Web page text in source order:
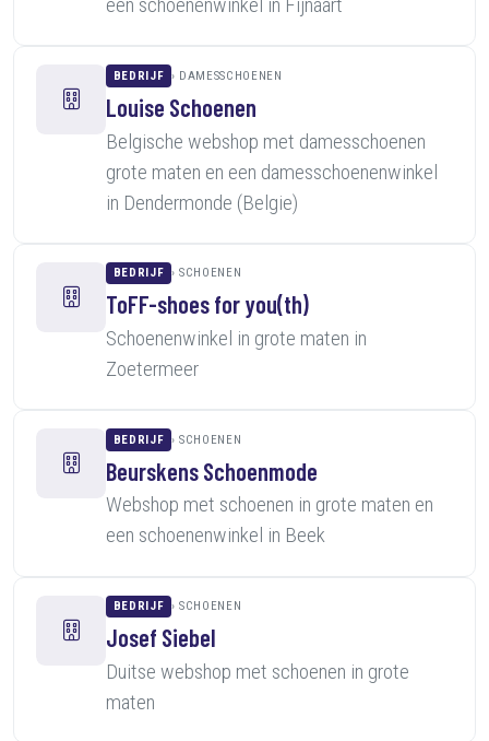
BEDRIJF DAMESSCHOENEN
Louise Schoenen
Belgische webshop met damesschoenen
grote maten en een damesschoenenwinkel
in Dendermonde (Belgie)
BEDRIJF SCHOENEN
ToFF-shoes for you(th)
Schoenenwinkel in grote maten in
Zoetermeer
BEDRIJF SCHOENEN
Beurskens Schoenmode
Webshop met schoenen in grote maten en
een schoenenwinkel in Beek
BEDRIJF SCHOENEN
Josef Siebel
Duitse webshop met schoenen in grote
maten